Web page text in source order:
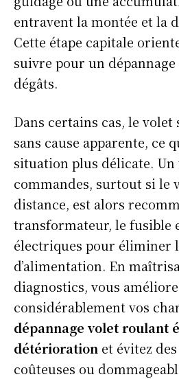
entravent la montée et la
Cette étape capitale
suivre pour un dépannage
dégâts.
Dans certains cas, le volet
sans cause apparente, ce
situation plus délicate. Un
commandes, surtout si le
distance, est alors
transformateur, le fusible
électriques pour éliminer
d’alimentation. En
diagnostics, vous
considérablement vos
dépannage volet roulant
détérioration et évitez
coûteuses ou